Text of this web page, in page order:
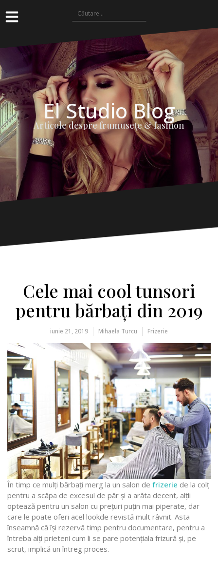
El Studio Blog
Articole despre frumuseţe & fashion
Cele mai cool tunsori
pentru bărbați din 2019
iunie 21, 2019 Mihaela Turcu Frizerie
În timp ce mulți bărbați merg la un salon de frizerie de la colț
pentru a scăpa de excesul de păr și a arăta decent, alții
optează pentru un salon cu prețuri puțin mai piperate, dar
care le poate oferi acel lookde revistă mult râvnit. Asta
înseamnă că își rezervă timp pentru documentare, pentru a
întreba alți prieteni cum li se pare potențiala frizură și, pe
scrut, implică un întreg proces.